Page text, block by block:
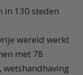
in 130 steden
wereld werkt
met 78
wetshandhaving